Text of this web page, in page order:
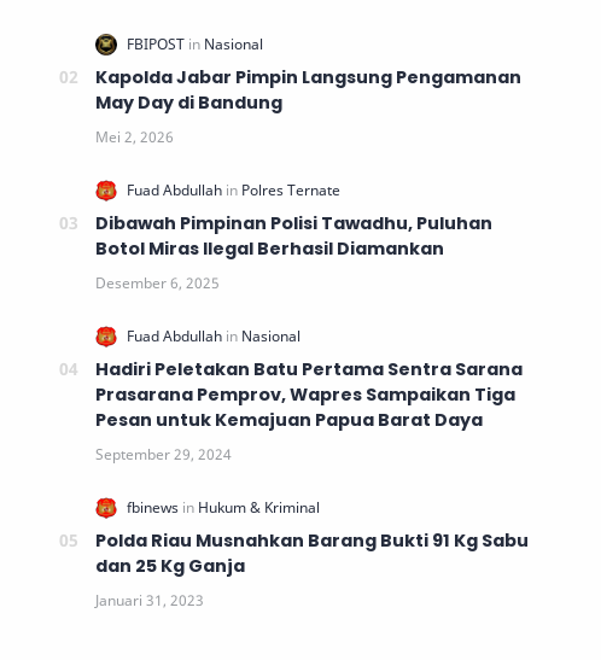
Kapolda Jabar Pimpin Langsung Pengamanan
May Day di Bandung
Dibawah Pimpinan Polisi Tawadhu, Puluhan
Botol Miras Ilegal Berhasil Diamankan
Hadiri Peletakan Batu Pertama Sentra Sarana
Prasarana Pemprov, Wapres Sampaikan Tiga
Pesan untuk Kemajuan Papua Barat Daya
Polda Riau Musnahkan Barang Bukti 91 Kg Sabu
dan 25 Kg Ganja